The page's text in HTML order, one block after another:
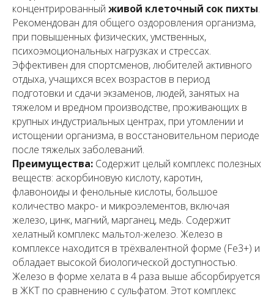
концентрированный живой клеточный сок пихты.
Рекомендован для общего оздоровления организма,
при повышенных физических, умственных,
психоэмоциональных нагрузках и стрессах.
Эффективен для спортсменов, любителей активного
отдыха, учащихся всех возрастов в период
подготовки и сдачи экзаменов, людей, занятых на
тяжелом и вредном производстве, проживающих в
крупных индустриальных центрах, при утомлении и
истощении организма, в восстановительном периоде
после тяжелых заболеваний.
Преимущества: Содержит целый комплекс полезных
веществ: аскорбиновую кислоту, каротин,
флавоноиды и фенольные кислоты, большое
количество макро- и микроэлементов, включая
железо, цинк, магний, марганец, медь. Содержит
хелатный комплекс мальтол-железо. Железо в
комплексе находится в трёхвалентной форме (Fe3+) и
обладает высокой биологической доступностью.
Железо в форме хелата в 4 раза выше абсорбируется
в ЖКТ по сравнению с сульфатом. Этот комплекс